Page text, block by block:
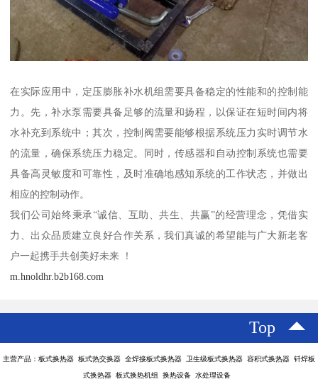
在实际应用中，定压膨胀补水机组需要具备稳定的性能和的控制能
力。先，补水泵需要具备足够的流量和扬程，以保证在短时间内将
水补充到系统中；其次，控制阀需要能够根据系统压力实时调节水
的流量，确保系统压力稳定。同时，传感器和自动控制系统也需要
具备高灵敏度和可靠性，及时准确地感知系统的工作状态，并做出
相应的控制动作。
我们公司始终秉承“诚信、互助、共生、共赢”的经营理念，凭借实
力、出众品质建立良好合作关系，我们真诚的希望能与广大新老客
户一起携手共创美好未来 ！
m.hnoldhr.b2b168.com
Top
主营产品：板式换热器 板式热交换器 全焊接板式换热器 卫生级板式换热器 容积式换热器 钎焊板
式换热器 板式换热机组 换热设备 水处理设备